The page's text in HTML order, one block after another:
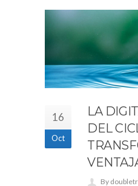
16
Oct
LA
DEL
By